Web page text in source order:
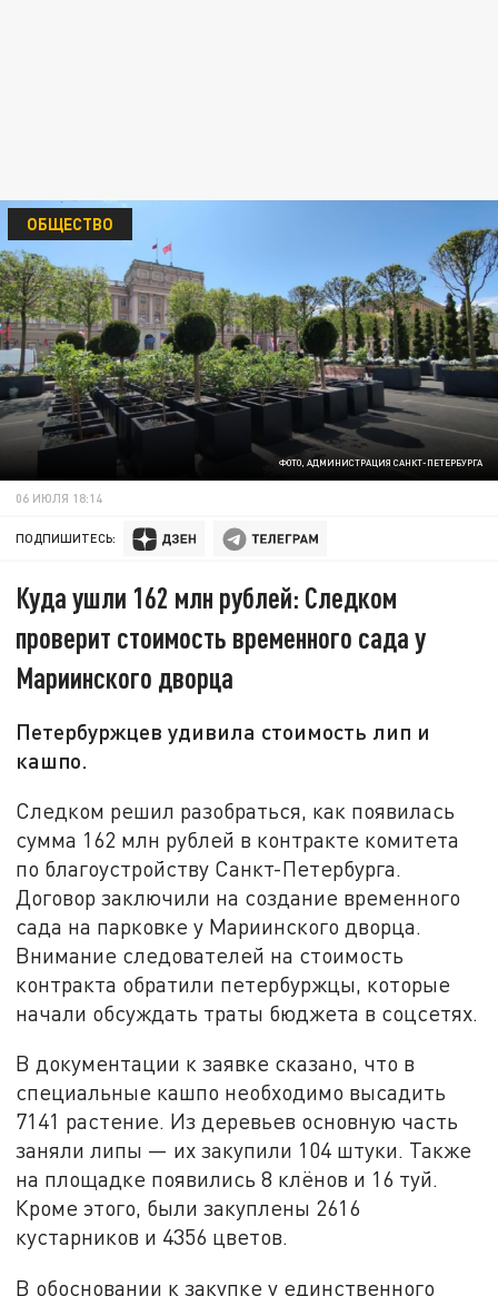
ФОТО, АДМИНИСТРАЦИЯ САНКТ-ПЕТЕРБУРГА
ОБЩЕСТВО
06 ИЮЛЯ 18:14
ПОДПИШИТЕСЬ:
Куда ушли 162 млн рублей: Следком
проверит стоимость временного сада у
Мариинского дворца
Петербуржцев удивила стоимость лип и
кашпо.
Следком решил разобраться, как появилась
сумма 162 млн рублей в контракте комитета
по благоустройству Санкт-Петербурга.
Договор заключили на создание временного
сада на парковке у Мариинского дворца.
Внимание следователей на стоимость
контракта обратили петербуржцы, которые
начали обсуждать траты бюджета в соцсетях.
В документации к заявке сказано, что в
специальные кашпо необходимо высадить
7141 растение. Из деревьев основную часть
заняли липы — их закупили 104 штуки. Также
на площадке появились 8 клёнов и 16 туй.
Кроме этого, были закуплены 2616
кустарников и 4356 цветов.
В обосновании к закупке у единственного